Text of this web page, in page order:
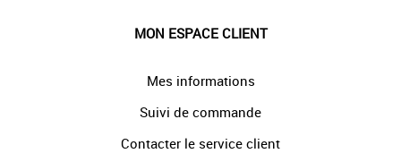
MON ESPACE CLIENT
Mes informations
Suivi de commande
Contacter le service client